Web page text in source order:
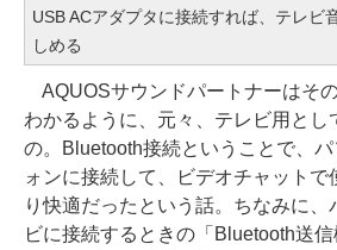
USB ACアダプタに接続すれば、テレビ
しめる
AQUOSサウンドパートナーはそ
わかるように、元々、テレビ用とし
の。Bluetooth接続ということで、
ォンに接続して、ビデオチャットで
り快適だったという話。ちなみに、
ビに接続するときの「Bluetooth送